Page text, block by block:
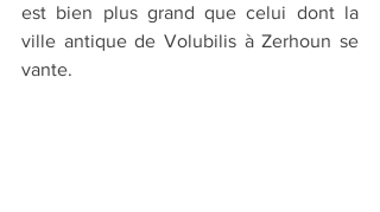
est bien plus grand que celui dont la
ville antique de Volubilis à Zerhoun se
vante.